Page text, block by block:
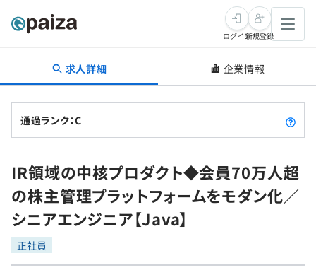
転職・キャリア
転職成功ガイド
転職エージェント
インタビュー
転職成功ガイド
新卒就活
求人検索
本選考
インターン
学習
問題集
プログラミング言語
ゲーム・マンガ
ログイン新規登録
求人詳細 企業情報
通過ランク：C
IR領域の中核プロダクト◆会員70万人超
の株主管理プラットフォームをモダン化／
シニアエンジニア【Java】
正社員